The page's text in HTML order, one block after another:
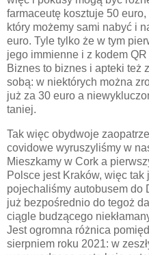
farmaceutę kosztuje 50
który możemy sami nabyć i
euro. Tyle tylko że w tym
jego immienne i z kodem
Biznes to biznes i apteki też
sobą: w niektórych można
już za 30 euro a
taniej.
Tak więc obydwoje
covidowe wyruszyliśmy w
Mieszkamy w Cork a
Polsce jest Kraków, więc
pojechaliśmy autobusem do
już bezpośrednio do tegoż
ciągle budzącego
Jest ogromna różnica
sierpniem roku 2021: w